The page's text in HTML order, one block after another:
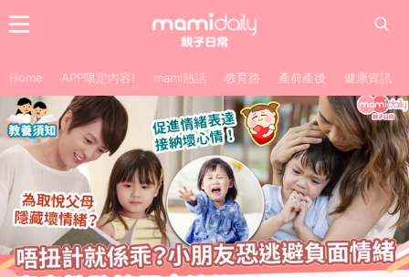
Home APP限定內容! mami熱話 教育路 產前產後 健康資訊